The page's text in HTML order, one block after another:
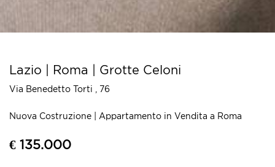
Lazio | Roma | Grotte Celoni
Via Benedetto Torti , 76
Nuova Costruzione | Appartamento in Vendita a Roma
€ 135.000